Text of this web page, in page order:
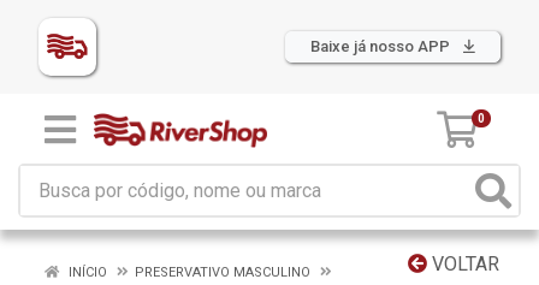
Baixe já nosso APP
0
VOLTAR
INÍCIO
PRESERVATIVO MASCULINO